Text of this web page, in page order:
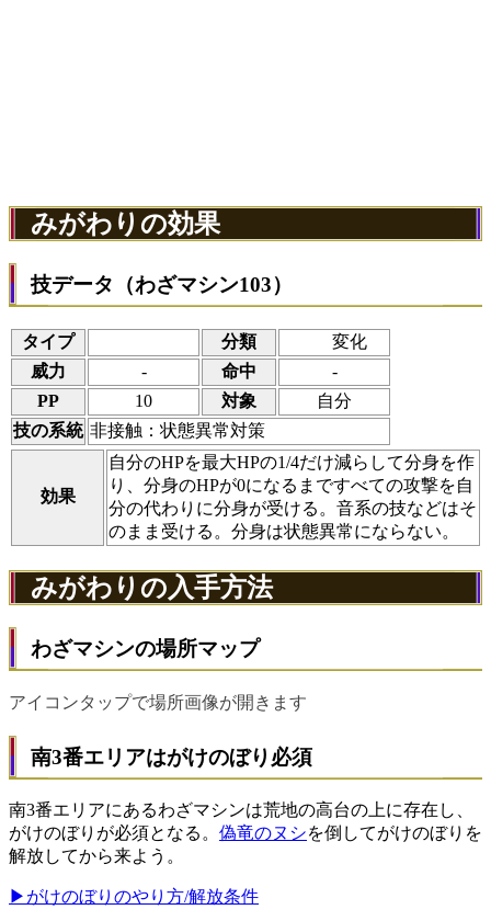
みがわりの効果
技データ（わざマシン103）
タイプ 分類
変化
威力
- 命中
-
PP
10 対象
自分
技の系統 非接触：状態異常対策
効果
自分のHPを最大HPの1/4だけ減らして分身を作
り、分身のHPが0になるまですべての攻撃を自
分の代わりに分身が受ける。音系の技などはそ
のまま受ける。分身は状態異常にならない。
みがわりの入手方法
わざマシンの場所マップ
アイコンタップで場所画像が開きます
南3番エリアはがけのぼり必須
南3番エリアにあるわざマシンは荒地の高台の上に存在し、
がけのぼりが必須となる。 偽竜のヌシを倒してがけのぼりを
解放してから来よう。
▶がけのぼりのやり方/解放条件